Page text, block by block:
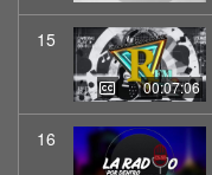
15
00:07:06
16